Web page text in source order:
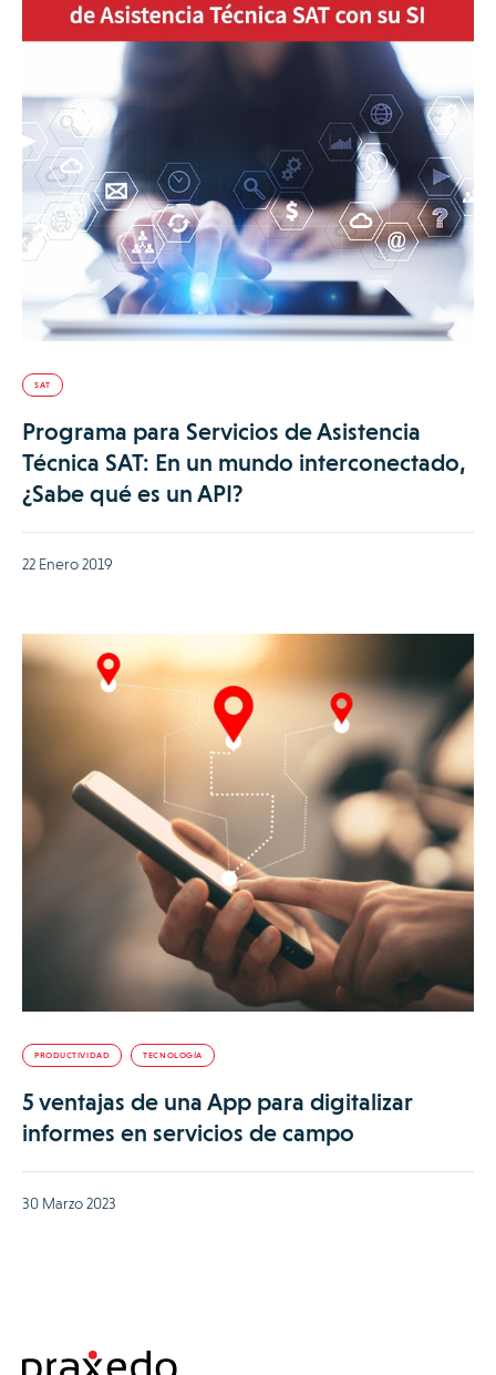
SAT
Programa para Servicios de Asistencia
Técnica SAT: En un mundo interconectado,
¿Sabe qué es un API?
22 Enero 2019
PRODUCTIVIDAD TECNOLOGÍA
5 ventajas de una App para digitalizar
informes en servicios de campo
30 Marzo 2023